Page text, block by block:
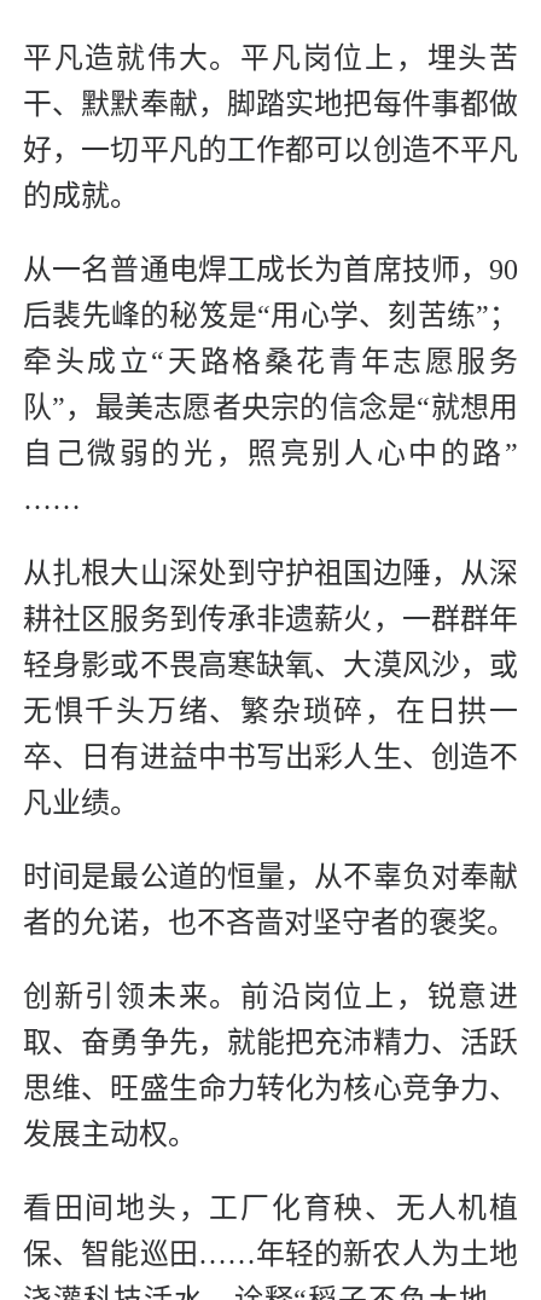
平凡造就伟大。平凡岗位上，埋头苦
干、默默奉献，脚踏实地把每件事都做
好，一切平凡的工作都可以创造不平凡
的成就。
从一名普通电焊工成长为首席技师，90
后裴先峰的秘笈是“用心学、刻苦练”；
牵头成立“天路格桑花青年志愿服务
队”，最美志愿者央宗的信念是“就想用
自己微弱的光，照亮别人心中的路”
……
从扎根大山深处到守护祖国边陲，从深
耕社区服务到传承非遗薪火，一群群年
轻身影或不畏高寒缺氧、大漠风沙，或
无惧千头万绪、繁杂琐碎，在日拱一
卒、日有进益中书写出彩人生、创造不
凡业绩。
时间是最公道的恒量，从不辜负对奉献
者的允诺，也不吝啬对坚守者的褒奖。
创新引领未来。前沿岗位上，锐意进
取、奋勇争先，就能把充沛精力、活跃
思维、旺盛生命力转化为核心竞争力、
发展主动权。
看田间地头，工厂化育秧、无人机植
保、智能巡田……年轻的新农人为土地